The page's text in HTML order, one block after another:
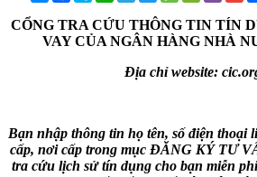
CỔNG TRA CỨU THÔNG TIN TÍN
VAY CỦA NGÂN HÀNG NHÀ
Địa chỉ website:
Bạn nhập thông tin họ tên, số điện thoại
cấp, nơi cấp trong mục ĐĂNG KÝ TƯ
tra cứu lịch sử tín dụng cho bạn miễn